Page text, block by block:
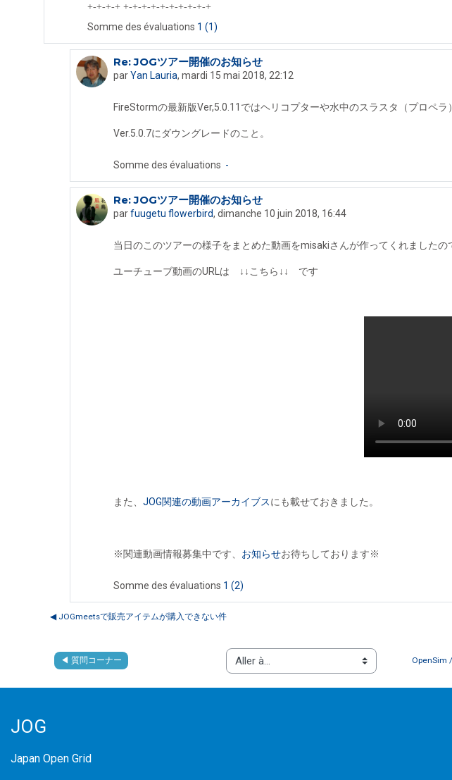
+-+-+-+ +-+-+-+-+-+-+-+-+-+
Somme des évaluations 1 (1)
En réponse à fuugetu flowerbird
Re: JOGツアー開催のお知らせ
parYan Lauria, mardi 15 mai 2018, 22:12
FireStormの最新版Ver,5.0.11ではヘリコプターや水中のスラスタ（プロペラ
Ver.5.0.7にダウングレードのこと。
Somme des évaluations -
En réponse à fuugetu flowerbird
Re: JOGツアー開催のお知らせ
parfuugetu flowerbird, dimanche 10 juin 2018, 16:44
当日のこのツアーの様子をまとめた動画をmisakiさんが作ってくれましたの
ユーチューブ動画のURLは ↓↓こちら↓↓ です
また、 JOG関連の動画アーカイブスにも載せておきました。
※関連動画情報募集中です、 お知らせお待ちしております※
Somme des évaluations 1 (2)
◀︎ JOGmeetsで販売アイテムが購入できない件
◀︎ 質問コーナー
Aller à…
OpenSim
JOG
Japan Open Grid